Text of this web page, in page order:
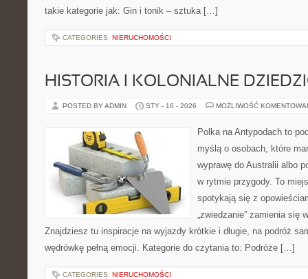
takie kategorie jak: Gin i tonik – sztuka […]
CATEGORIES: NIERUCHOMOŚCI
HISTORIA I KOLONIALNE
POSTED BY ADMIN STY - 16 - 2026 MOŻLIWOŚĆ
Polka na Antypodach to
myślą o osobach, które
wyprawę do Australii albo
w rytmie przygody. To
spotykają się z
„zwiedzanie” zamienia się
Znajdziesz tu inspiracje na wyjazdy krótkie i długie, na podróż
wędrówkę pełną emocji. Kategorie do czytania to: Podróże […]
CATEGORIES: NIERUCHOMOŚCI